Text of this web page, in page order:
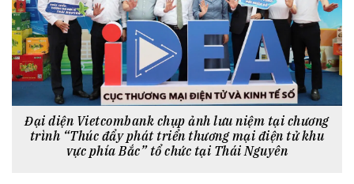
Đại diện Vietcombank chụp ảnh lưu niệm tại chương
trình “Thúc đẩy phát triển thương mại điện tử khu
vực phía Bắc” tổ chức tại Thái Nguyên